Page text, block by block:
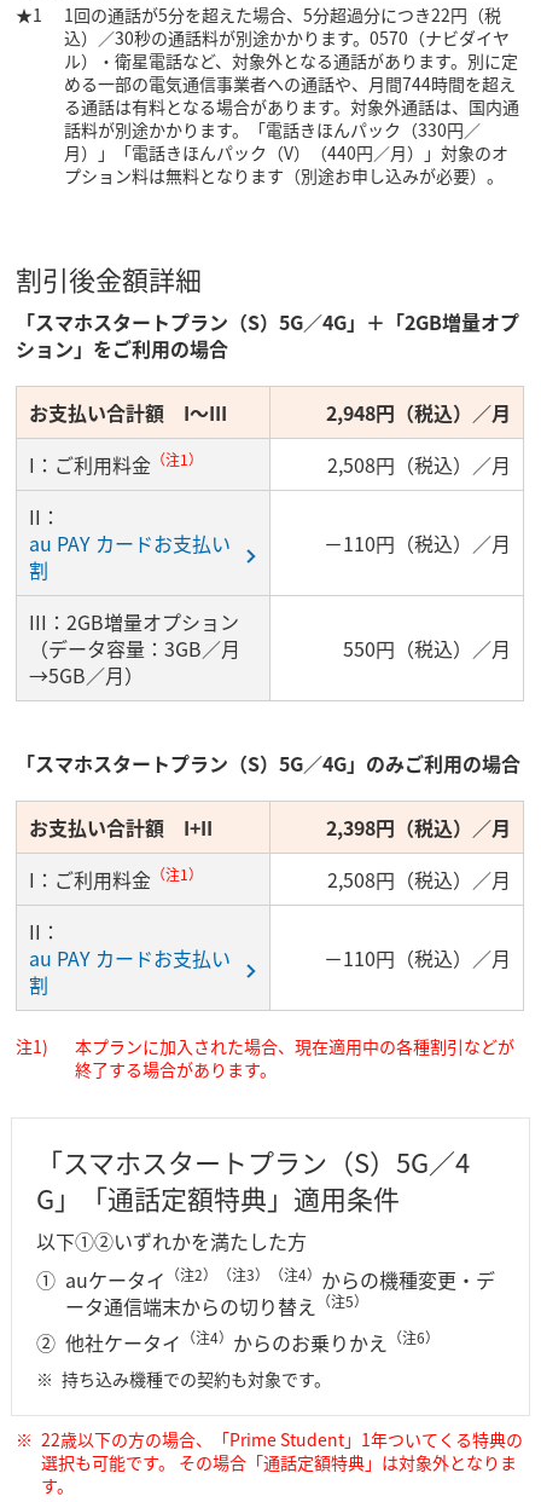
1回の通話が5分を超えた場合、5分超過分につき22円（税
込）／30秒の通話料が別途かかります。0570（ナビダイヤ
ル）・衛星電話など、対象外となる通話があります。別に定
める一部の電気通信事業者への通話や、月間744時間を超え
る通話は有料となる場合があります。対象外通話は、国内通
話料が別途かかります。「電話きほんパック（330円／
月）」「電話きほんパック（V）（440円／月）」対象のオ
プション料は無料となります（別途お申し込みが必要）。
割引後金額詳細
「スマホスタートプラン（S）5G／4G」＋「2GB増量オプ
ション」をご利用の場合
お支払い合計額 I～III
2,948円（税込）／月
I：ご利用料金 （注1）
2,508円（税込）／月
II：
au PAY カードお支払い
割
－110円（税込）／月
III：2GB増量オプション
（データ容量：3GB／月
→5GB／月）
550円（税込）／月
「スマホスタートプラン（S）5G／4G」のみご利用の場合
お支払い合計額 I+II
2,398円（税込）／月
I：ご利用料金 （注1）
2,508円（税込）／月
II：
au PAY カードお支払い
割
－110円（税込）／月
本プランに加入された場合、現在適用中の各種割引などが
終了する場合があります。
「スマホスタートプラン（S）5G／4
G」「通話定額特典」適用条件
以下①②いずれかを満たした方
auケータイ （注2）（注3）（注4） からの機種変更・デ
ータ通信端末からの切り替え （注5）
他社ケータイ （注4） からのお乗りかえ （注6）
持ち込み機種での契約も対象です。
22歳以下の方の場合、「Prime Student」1年ついてくる特典の
選択も可能です。 その場合「通話定額特典」は対象外となりま
す。